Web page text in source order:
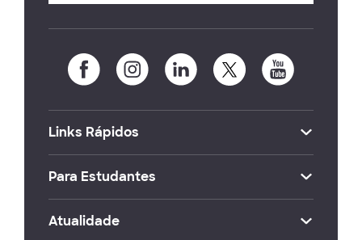
Links Rápidos
Para Estudantes
Atualidade